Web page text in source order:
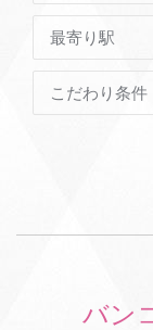
最寄り駅
こだわり条件
バン